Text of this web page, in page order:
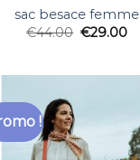
sac besace femme
€44.00 €29.00
!